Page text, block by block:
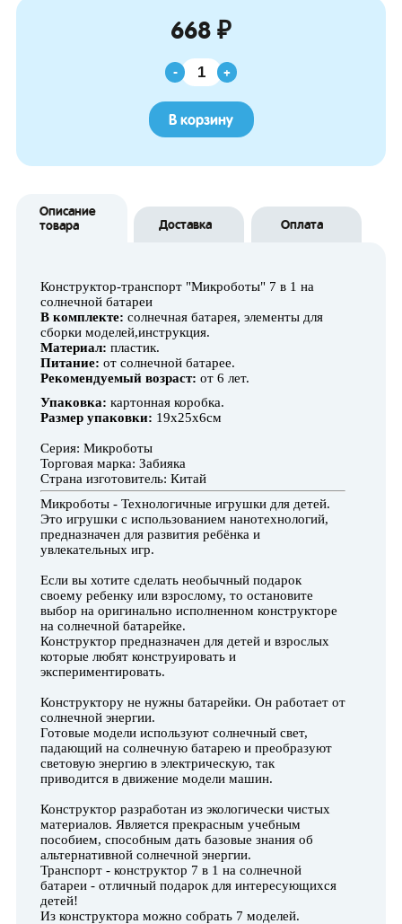
668 ₽
- +
В корзину
Описание
товара
Доставка Оплата
Конструктор-транспорт "Микроботы" 7 в 1 на
солнечной батареи
В комплекте: солнечная батарея, элементы для
сборки моделей,инструкция.
Материал: пластик.
Питание: от солнечной батарее.
Рекомендуемый возраст: от 6 лет.
Упаковка: картонная коробка.
Размер упаковки: 19х25х6см
Серия: Микроботы
Торговая марка: Забияка
Страна изготовитель: Китай
Микроботы - Технологичные игрушки для детей.
Это игрушки с использованием нанотехнологий,
предназначен для развития ребёнка и
увлекательных игр.
Если вы хотите сделать необычный подарок
своему ребенку или взрослому, то остановите
выбор на оригинально исполненном конструкторе
на солнечной батарейке.
Конструктор предназначен для детей и взрослых
которые любят конструировать и
экспериментировать.
Конструктору не нужны батарейки. Он работает от
солнечной энергии.
Готовые модели используют солнечный свет,
падающий на солнечную батарею и преобразуют
световую энергию в электрическую, так
приводится в движение модели машин.
Конструктор разработан из экологически чистых
материалов. Является прекрасным учебным
пособием, способным дать базовые знания об
альтернативной солнечной энергии.
Транспорт - конструктор 7 в 1 на солнечной
батареи - отличный подарок для интересующихся
детей!
Из конструктора можно собрать 7 моделей.